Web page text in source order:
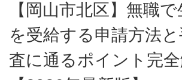
【岡山市北区】無職
を受給する申請方法
査に通るポイント完